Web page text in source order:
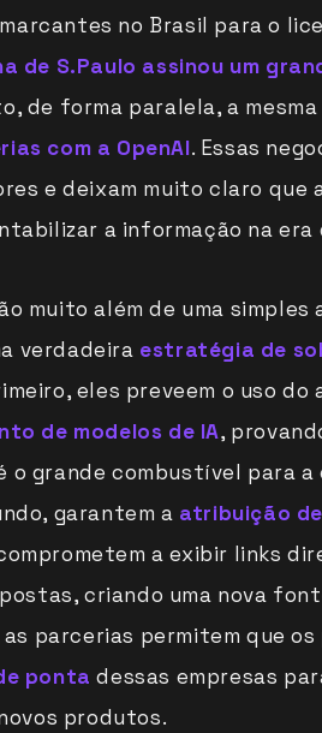
no Brasil para o
de S.Paulo assinou um
de forma paralela, a mesma
com a OpenAI. Essas
e deixam muito claro que
a informação na
muito além de uma
verdadeira estratégia de
eles preveem o uso
de modelos de IA,
o grande combustível para a
garantem a atribuição
a exibir links
criando uma nova
parcerias permitem que
ponta dessas empresas
produtos.